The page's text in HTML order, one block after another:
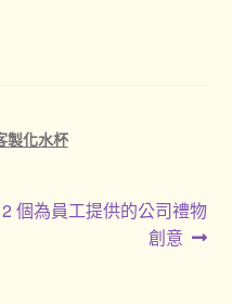
製化水杯
個為員工提供的公司禮物
創意